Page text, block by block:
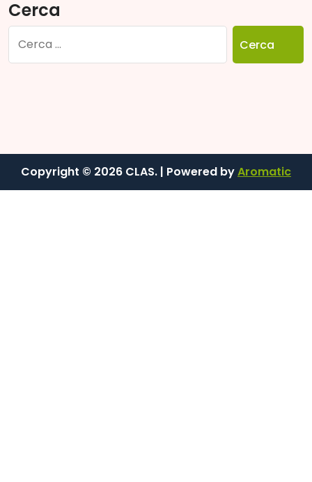
Cerca
per:
Copyright © 2026 CLAS. | Powered byAromatic